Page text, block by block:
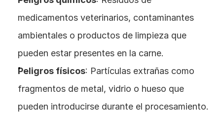
medicamentos veterinarios, contaminantes
ambientales o productos de limpieza que
pueden estar presentes en la carne.
Peligros físicos: Partículas extrañas como
fragmentos de metal, vidrio o hueso que
pueden introducirse durante el procesamiento.